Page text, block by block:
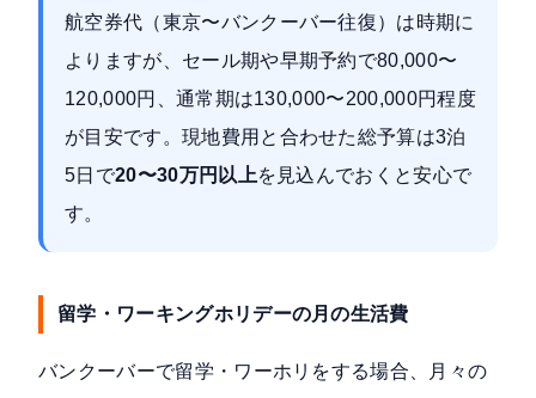
航空券代（東京〜バンクーバー往復）は時期に
よりますが、セール期や早期予約で80,000〜
120,000円、通常期は130,000〜200,000円程度
が目安です。現地費用と合わせた総予算は3泊
5日で20〜30万円以上を見込んでおくと安心で
す。
留学・ワーキングホリデーの月の生活費
バンクーバーで留学・ワーホリをする場合、月々の